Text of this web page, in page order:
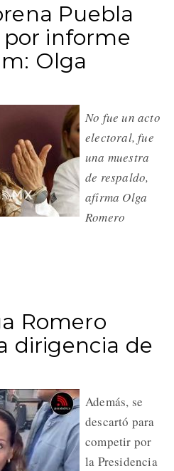
Puebla
informe
Olga
No fue un acto
electoral, fue
una muestra
de respaldo,
afirma Olga
Romero
Romero
dirigencia de
Además, se
descartó para
competir por
la Presidencia